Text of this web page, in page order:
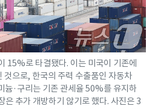
15%로 타결됐다. 이는 미국이 기존에
으로, 한국의 주력 수출품인 자동차
늄·구리는 기존 관세율 50%를 유지하
은 추가 개방하기 않기로 했다. 사진은 3